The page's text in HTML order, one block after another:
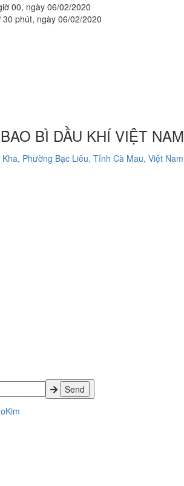
00, ngày 06/02/2020
30 phút, ngày 06/02/2020
BÌ DẦU KHÍ VIỆT NAM
Kha, Phường Bạc Liêu, Tỉnh Cà Mau, Việt Nam